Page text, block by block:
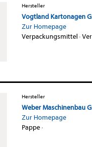
Hersteller
Vogtland Kartonagen
Zur Homepage
Verpackungsmittel·
Hersteller
Weber Maschinenbau
Zur Homepage
Pappe·